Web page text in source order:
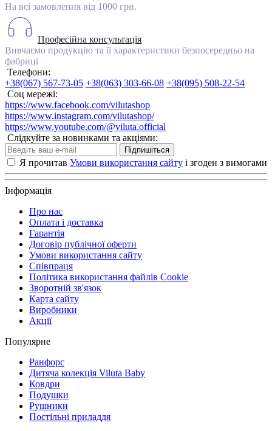
На всі замовлення від 1000 грн.
Професійна консультація
Вивчаємо продукцію та її характеристики безпосередньо на
фабриці
Телефони:
+38(067) 567-73-05 +38(063) 303-66-08 +38(095) 508-22-54
Соц мережі:
https://www.facebook.com/vilutashop
https://www.instagram.com/vilutashop/
https://www.youtube.com/@viluta.official
Слідкуйте за новинками та акціями:
Підпишіться
Я прочитав Умови використання сайту і згоден з вимогами
Інформація
Про нас
Оплата і доставка
Гарантія
Договір публічної оферти
Умови використання сайту
Співпраця
Політика використання файлів Cookie
Зворотній зв'язок
Карта сайту
Виробники
Акції
Популярне
Ранфорс
Дитяча колекція Viluta Baby
Ковдри
Подушки
Рушники
Постільні приладдя